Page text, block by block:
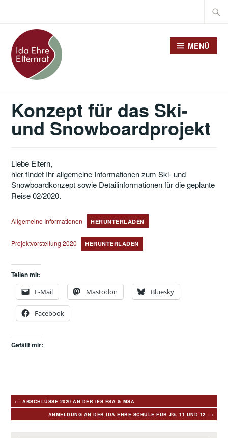
springen
Suche
MENÜ
Konzept für das Ski-
und Snowboardprojekt
Liebe Eltern,
hier findet Ihr allgemeine Informationen zum Ski- und
Snowboardkonzept sowie Detailinformationen für die geplante
Reise 02/2020.
Allgemeine Informationen HERUNTERLADEN
Projektvorstellung 2020 HERUNTERLADEN
Teilen mit:
E-Mail
Mastodon Bluesky
Facebook
Gefällt mir:
Beitragsnavigation
ABSCHLÜSSE 2020 AN DER IES ESA & MSA
ANMELDUNG AN DER IDA EHRE SCHULE FÜR JG. 11 UND 12